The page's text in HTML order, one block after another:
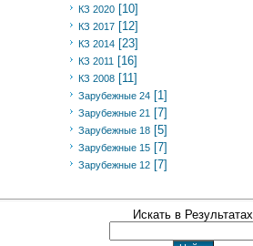
КЗ 2020 [10]
КЗ 2017 [12]
КЗ 2014 [23]
КЗ 2011 [16]
КЗ 2008 [11]
Зарубежные 24 [1]
Зарубежные 21 [7]
Зарубежные 18 [5]
Зарубежные 15 [7]
Зарубежные 12 [7]
Искать в Результатах